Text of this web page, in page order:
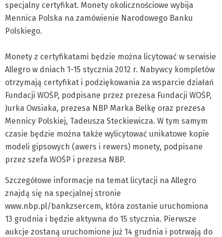
specjalny certyfikat. Monety okolicznościowe wybija
Mennica Polska na zamówienie Narodowego Banku
Polskiego.
Monety z certyfikatami będzie można licytować w serwisie
Allegro w dniach 1-15 stycznia 2012 r. Nabywcy kompletów
otrzymają certyfikat i podziękowania za wsparcie działań
Fundacji WOŚP, podpisane przez prezesa Fundacji WOŚP,
Jurka Owsiaka, prezesa NBP Marka Belkę oraz prezesa
Mennicy Polskiej, Tadeusza Steckiewicza. W tym samym
czasie będzie można także wylicytować unikatowe kopie
modeli gipsowych (awers i rewers) monety, podpisane
przez szefa WOŚP i prezesa NBP.
Szczegółowe informacje na temat licytacji na Allegro
znajdą się na specjalnej stronie
www.nbp.pl/bankzsercem, która zostanie uruchomiona
13 grudnia i będzie aktywna do 15 stycznia. Pierwsze
aukcje zostaną uruchomione już 14 grudnia i potrwają do